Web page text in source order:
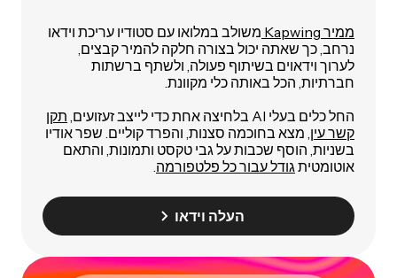
ממיר Kapwing
משולב במלואו עם סטודיו עריכת וידאו
נרחב, כך שאתה יכול בצורה חלקה להמיר קבצים,
לערוך וידאוים בשיתוף פעולה, ולשתף ברשתות
חברתיות, הכל באותה כלי מקוונת.
החל כלים בעלי AI בלחיצה אחת כדי לייצב זעזועים,
תקן
קשר עין , מצא בחוכמה סצנות, והפרד קוליים. שפר אודיו
בשניות, הוסף שכבות על גבי טקסט ותמונות, והתאם
אוטומטית גודל עבור כל פלטפורמה
העלה וידאו